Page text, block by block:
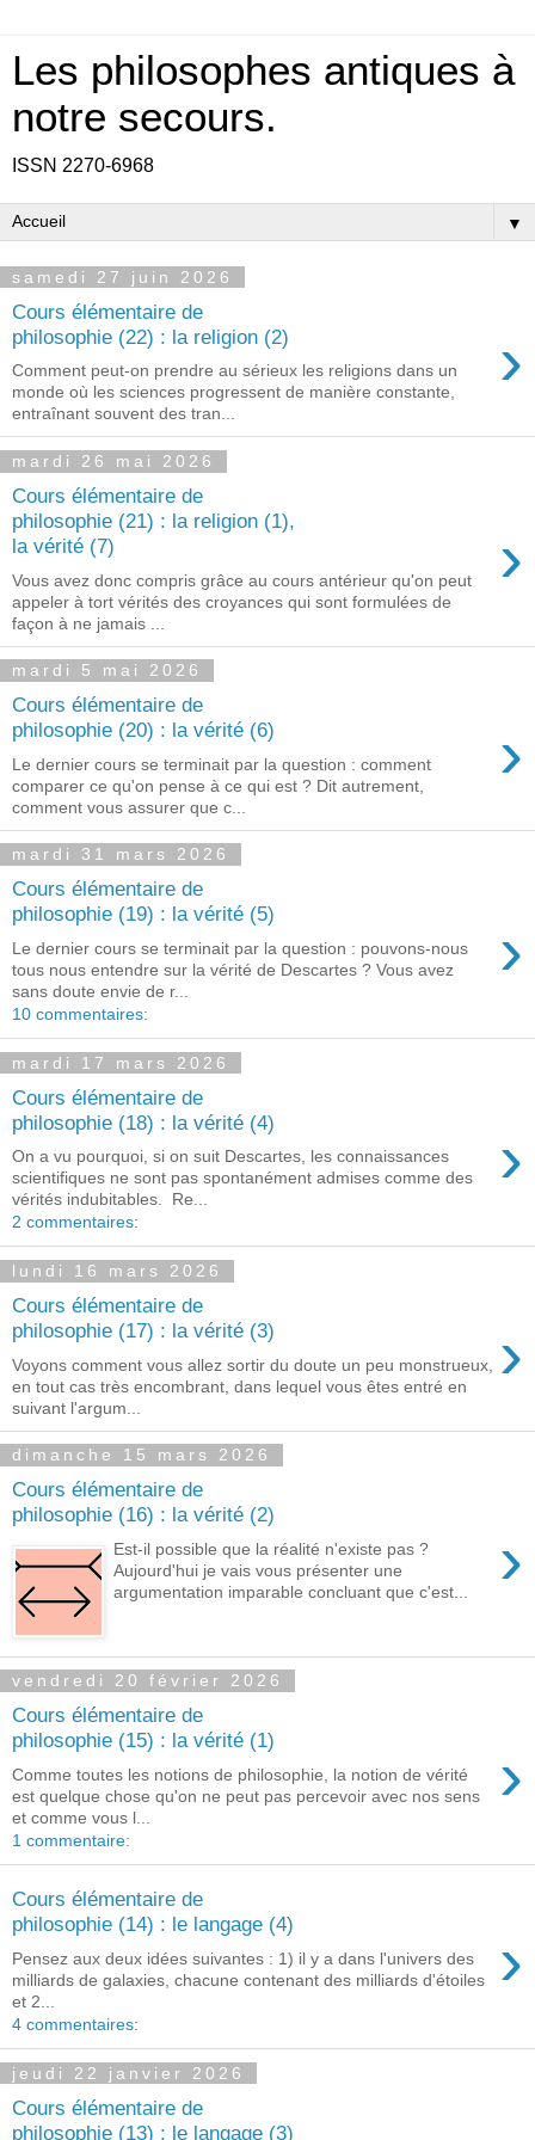
Les philosophes antiques à
notre secours.
ISSN 2270-6968
▼
samedi 27 juin 2026
Cours élémentaire de
philosophie (22) : la religion (2)
›
Comment peut-on prendre au sérieux les religions dans un
monde où les sciences progressent de manière constante,
entraînant souvent des tran...
mardi 26 mai 2026
Cours élémentaire de
philosophie (21) : la religion (1),
la vérité (7)
›
Vous avez donc compris grâce au cours antérieur qu'on peut
appeler à tort vérités des croyances qui sont formulées de
façon à ne jamais ...
mardi 5 mai 2026
Cours élémentaire de
philosophie (20) : la vérité (6)
›
Le dernier cours se terminait par la question : comment
comparer ce qu'on pense à ce qui est ? Dit autrement,
comment vous assurer que c...
mardi 31 mars 2026
Cours élémentaire de
philosophie (19) : la vérité (5)
›
Le dernier cours se terminait par la question : pouvons-nous
tous nous entendre sur la vérité de Descartes ? Vous avez
sans doute envie de r...
10 commentaires:
mardi 17 mars 2026
Cours élémentaire de
philosophie (18) : la vérité (4)
›
On a vu pourquoi, si on suit Descartes, les connaissances
scientifiques ne sont pas spontanément admises comme des
vérités indubitables. Re...
2 commentaires:
lundi 16 mars 2026
Cours élémentaire de
philosophie (17) : la vérité (3)
›
Voyons comment vous allez sortir du doute un peu monstrueux,
en tout cas très encombrant, dans lequel vous êtes entré en
suivant l'argum...
dimanche 15 mars 2026
Cours élémentaire de
philosophie (16) : la vérité (2)
›
Est-il possible que la réalité n'existe pas ?
Aujourd'hui je vais vous présenter une
argumentation imparable concluant que c'est...
vendredi 20 février 2026
Cours élémentaire de
philosophie (15) : la vérité (1)
›
Comme toutes les notions de philosophie, la notion de vérité
est quelque chose qu'on ne peut pas percevoir avec nos sens
et comme vous l...
1 commentaire:
Cours élémentaire de
philosophie (14) : le langage (4)
›
Pensez aux deux idées suivantes : 1) il y a dans l'univers des
milliards de galaxies, chacune contenant des milliards d'étoiles
et 2...
4 commentaires:
jeudi 22 janvier 2026
Cours élémentaire de
philosophie (13) : le langage (3)